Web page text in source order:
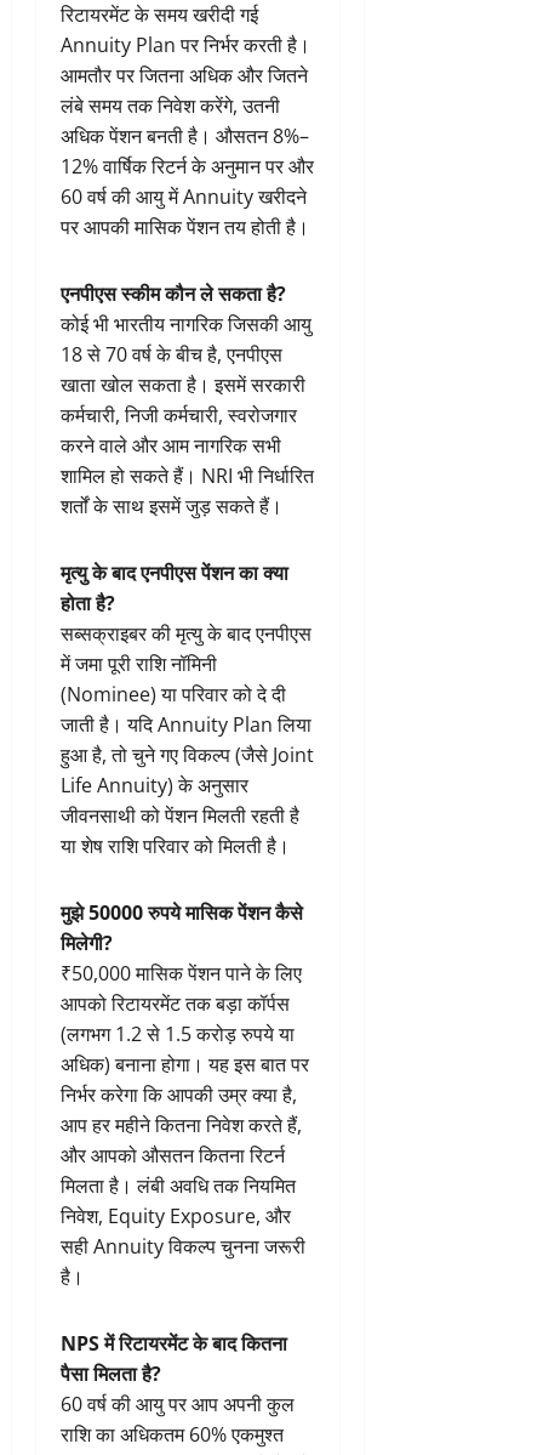
रिटायरमेंट के समय खरीदी गई
Annuity Plan पर निर्भर करती है।
आमतौर पर जितना अधिक और जितने
लंबे समय तक निवेश करेंगे, उतनी
अधिक पेंशन बनती है। औसतन 8%–
12% वार्षिक रिटर्न के अनुमान पर और
60 वर्ष की आयु में Annuity खरीदने
पर आपकी मासिक पेंशन तय होती है।
एनपीएस स्कीम कौन ले सकता है?
कोई भी भारतीय नागरिक जिसकी आयु
18 से 70 वर्ष के बीच है, एनपीएस
खाता खोल सकता है। इसमें सरकारी
कर्मचारी, निजी कर्मचारी, स्वरोजगार
करने वाले और आम नागरिक सभी
शामिल हो सकते हैं। NRI भी निर्धारित
शर्तों के साथ इसमें जुड़ सकते हैं।
मृत्यु के बाद एनपीएस पेंशन का क्या
होता है?
सब्सक्राइबर की मृत्यु के बाद एनपीएस
में जमा पूरी राशि नॉमिनी
(Nominee) या परिवार को दे दी
जाती है। यदि Annuity Plan लिया
हुआ है, तो चुने गए विकल्प (जैसे Joint
Life Annuity) के अनुसार
जीवनसाथी को पेंशन मिलती रहती है
या शेष राशि परिवार को मिलती है।
मुझे 50000 रुपये मासिक पेंशन कैसे
मिलेगी?
₹50,000 मासिक पेंशन पाने के लिए
आपको रिटायरमेंट तक बड़ा कॉर्पस
(लगभग 1.2 से 1.5 करोड़ रुपये या
अधिक) बनाना होगा। यह इस बात पर
निर्भर करेगा कि आपकी उम्र क्या है,
आप हर महीने कितना निवेश करते हैं,
और आपको औसतन कितना रिटर्न
मिलता है। लंबी अवधि तक नियमित
निवेश, Equity Exposure, और
सही Annuity विकल्प चुनना जरूरी
है।
NPS में रिटायरमेंट के बाद कितना
पैसा मिलता है?
60 वर्ष की आयु पर आप अपनी कुल
राशि का अधिकतम 60% एकमुश्त